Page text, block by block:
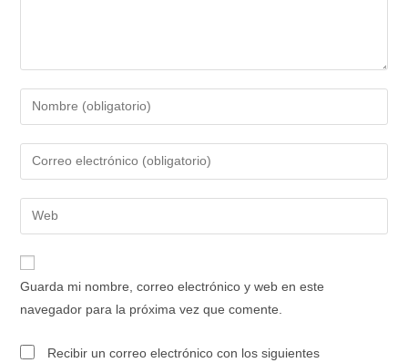
Guarda mi nombre, correo electrónico y web en este
navegador para la próxima vez que comente.
Recibir un correo electrónico con los siguientes